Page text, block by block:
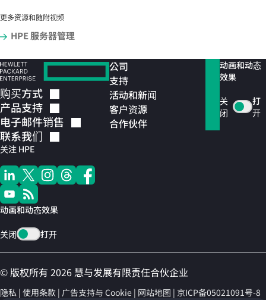
更多资源和随附视频
HPE 服务器管理
购买方式
产品支持
电子邮件销售
联系我们
关注 HPE
动画和动态效果
关闭 打开
公司
支持
活动和新闻
客户资源
合作伙伴
动画和动态
效果
关
闭
打
开
© 版权所有 2026 慧与发展有限责任合伙企业
隐私 使用条款 广告支持与 Cookie 网站地图 京ICP备05021091号-8